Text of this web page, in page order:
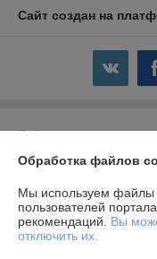
Сайт создан на
Информация для
Юридическое лицо:
220007, г.Минск,
Регистрационный номер
Обработка файлов
Мы используем файлы
пользователей
рекомендаций. Вы
отключить их.